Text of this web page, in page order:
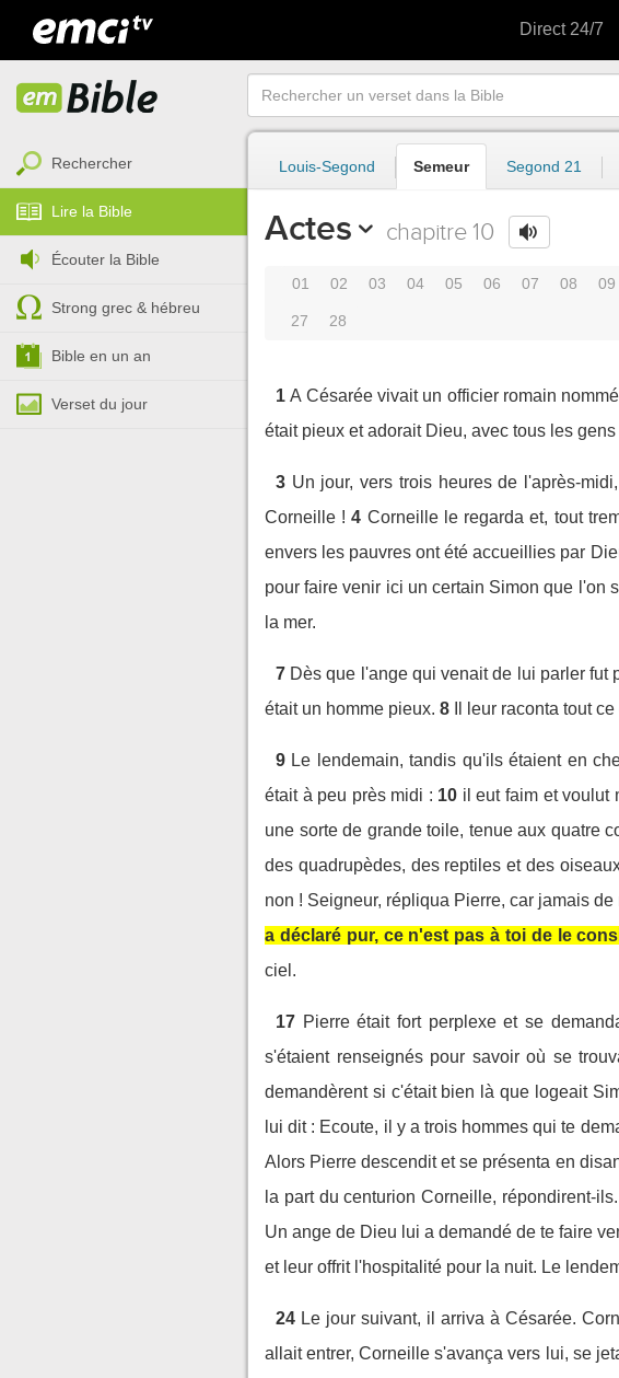
Direct 24/7
Rechercher
Lire la Bible
Écouter la Bible
Strong grec & hébreu
Bible en un an
Verset du jour
Louis-Segond Semeur Segond 21
Actes chapitre 10
01 02 03 04 05 06 07 08 09
27 28
1 A Césarée vivait un officier romain
était pieux et adorait Dieu, avec tous les
3 Un jour, vers trois heures de l'après-
Corneille ! 4 Corneille le regarda et, tout
envers les pauvres ont été accueillies par
pour faire venir ici un certain Simon que l'on
la mer.
7 Dès que l'ange qui venait de lui parler fut
était un homme pieux. 8 Il leur raconta tout
9 Le lendemain, tandis qu'ils étaient en
était à peu près midi : 10 il eut faim et voulut
une sorte de grande toile, tenue aux quatre
des quadrupèdes, des reptiles et des
non ! Seigneur, répliqua Pierre, car jamais
a déclaré pur, ce n'est pas à toi de le
ciel.
17 Pierre était fort perplexe et se
s'étaient renseignés pour savoir où se
demandèrent si c'était bien là que logeait
lui dit : Ecoute, il y a trois hommes qui te
Alors Pierre descendit et se présenta en
la part du centurion Corneille, répondirent-
Un ange de Dieu lui a demandé de te faire
et leur offrit l'hospitalité pour la nuit. Le
24 Le jour suivant, il arriva à Césarée.
allait entrer, Corneille s'avança vers lui, se